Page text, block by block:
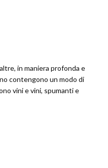
in maniera profonda e
contengono un modo di
vini e vini, spumanti e